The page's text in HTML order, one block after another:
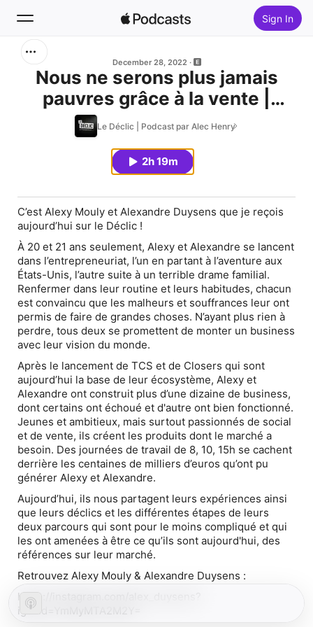
Sign In
Home
December 28, 2022
Nous ne serons plus jamais
pauvres grâce à la vente |
Alexy Mouly & Alexandre
Le Déclic | Podcast par Alec Henry
2h 19m
C’est Alexy Mouly et Alexandre Duysens que je reçois
aujourd’hui sur le Déclic !
À 20 et 21 ans seulement, Alexy et Alexandre se lancent
dans l’entrepreneuriat, l’un en partant à l’aventure aux
États-Unis, l’autre suite à un terrible drame familial.
Renfermer dans leur routine et leurs habitudes, chacun
est convaincu que les malheurs et souffrances leur ont
permis de faire de grandes choses. N’ayant plus rien à
perdre, tous deux se promettent de monter un business
avec leur vision du monde.
Après le lancement de TCS et de Closers qui sont
aujourd’hui la base de leur écosystème, Alexy et
Alexandre ont construit plus d’une dizaine de business,
dont certains ont échoué et d'autre ont bien fonctionné.
Jeunes et ambitieux, mais surtout passionnés de social
et de vente, ils créent les produits dont le marché a
besoin. Des journées de travail de 8, 10, 15h se cachent
derrière les centaines de milliers d’euros qu’ont pu
générer Alexy et Alexandre.
Aujourd’hui, ils nous partagent leurs expériences ainsi
que leurs déclics et les différentes étapes de leurs
deux parcours qui sont pour le moins compliqué et qui
les ont amenées à être ce qu’ils sont aujourd'hui, des
références sur leur marché.
Retrouvez Alexy Mouly & Alexandre Duysens :
https://instagram.com/alex_duysens?
igshid=YmMyMTA2M2Y=